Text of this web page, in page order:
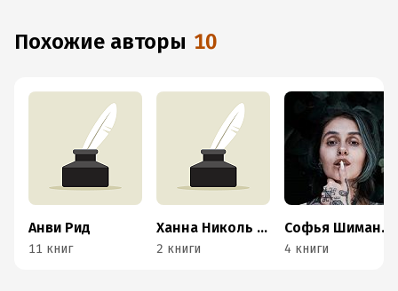
Похожие авторы 10
Анви Рид
11 книг
Ханна Николь Мерер
2 книги
Софья Шиманская
4 книги